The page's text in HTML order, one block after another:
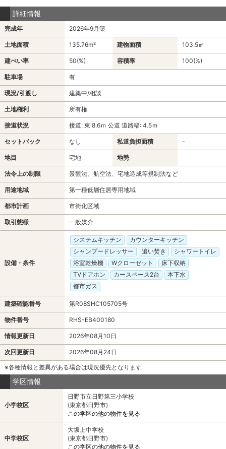
詳細情報
完成年 2026年9月築
土地面積 135.76m² 建物面積 103.5㎡
建ぺい率 50(%) 容積率 100(%)
駐車場 有
現況/引渡し 建築中/相談
土地権利 所有権
接道状況 接道: 東 8.6ｍ 公道 道路幅: 4.5ｍ
セットバック なし 私道負担面積 -
地目 宅地 地勢
法令上の制限 景観法、航空法、宅地造成等規制法など
用途地域 第一種低層住居専用地域
都市計画 市街化区域
取引態様 一般媒介
設備・条件
システムキッチン
カウンターキッチン
シャンプードレッサー
追い焚き
シャワートイレ
浴室乾燥機
Wクローゼット
床下収納
TVドアホン
カースペース2台
本下水
都市ガス
建築確認番号 第R08SHC105705号
物件番号 RHS-EB400180
情報更新日 2026年08月10日
次回更新日
2026年08月24日
※各種情報と差異がある場合は現況優先となります
学区情報
小学校区
日野市立日野第三小学校
(東京都日野市)
この学区の他の物件を見る
中学校区
大坂上中学校
(東京都日野市)
この学区の他の物件を見る